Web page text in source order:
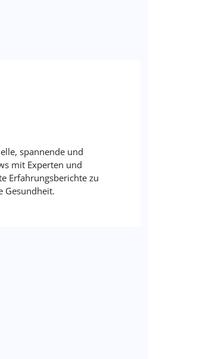
spannende und
mit Experten und
Erfahrungsberichte zu
Gesundheit.